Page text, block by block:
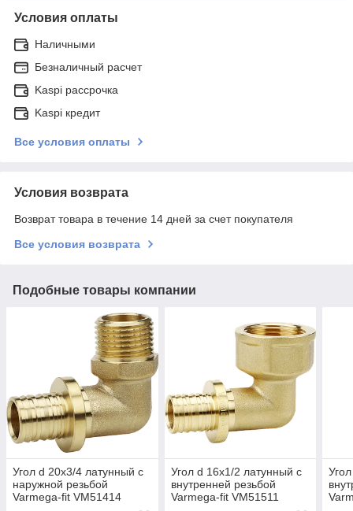
Условия оплаты
Наличными
Безналичный расчет
Kaspi рассрочка
Kaspi кредит
Все условия оплаты
Условия возврата
Возврат товара в течение 14 дней за счет покупателя
Все условия возврата
Подобные товары компании
Угол d 20х3/4 латунный с
наружной резьбой
Varmega-fit VM51414
Угол d 16х1/2 латунный с
внутренней резьбой
Varmega-fit VM51511